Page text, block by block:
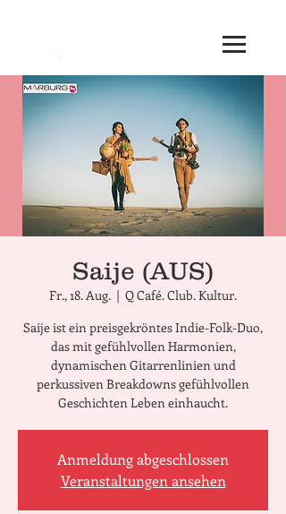
Saije (AUS)
Fr., 18. Aug.
  |
Q Café. Club. Kultur.
Saije ist ein preisgekröntes Indie-Folk-Duo,
das mit gefühlvollen Harmonien,
dynamischen Gitarrenlinien und
perkussiven Breakdowns gefühlvollen
Geschichten Leben einhaucht.
Anmeldung abgeschlossen
Veranstaltungen ansehen